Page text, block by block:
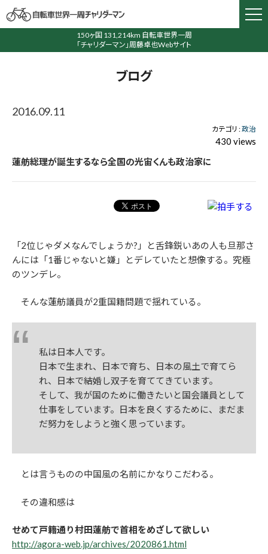
150ヶ国 131,214km 自転車世界一周
「チャリダーマン」周藤卓也Webサイト
ブログ
2016.09.11
カテゴリ :政治
430 views
蓮舫総理が誕生するなら全国の光宙くんも政治家に
「2位じゃダメなんでしょうか?」と舌鋒鋭いあの人も旦那さ
んには「1番じゃないと嫌」とデレていたと想像する。究極
のツンデレ。
そんな蓮舫議員が2重国籍問題で揺れている。
私は日本人です。
日本で生まれ、日本で育ち、日本の風土で育てら
れ、日本で結婚し双子を育ててきています。
そして、我が国のために働きたいと国会議員として
仕事をしています。日本を良くするために、まだま
だ努力をしようと強く思っています。
とは言うものの中国風の名前にかなりこだわる。
その違和感は
せめて戸籍通り村田蓮舫で首相をめざして欲しい
http://agora-web.jp/archives/2020861.html